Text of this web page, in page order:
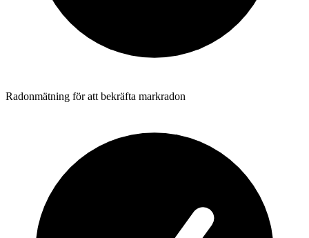
Radonmätning för att bekräfta markradon